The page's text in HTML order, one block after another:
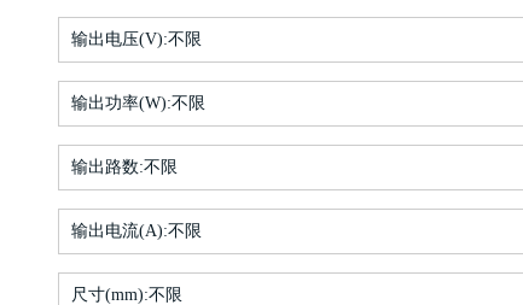
输出电压(V):不限
输出功率(W):不限
输出路数:不限
输出电流(A):不限
尺寸(mm):不限